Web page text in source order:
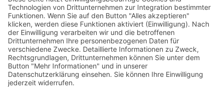
©Weingut Goger